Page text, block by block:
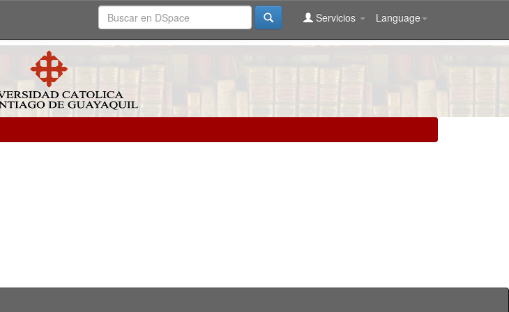
Language
Servicios